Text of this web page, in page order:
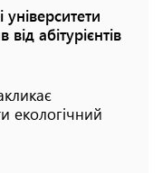
університети
абітурієнтів
екологічний